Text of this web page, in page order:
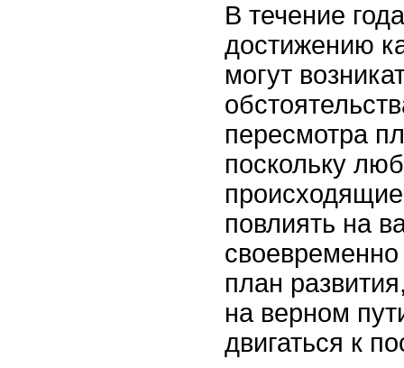
В течение
достижению
могут
пересмотра
поскольку
повлиять на
своевременно
план
на верном
двигаться к